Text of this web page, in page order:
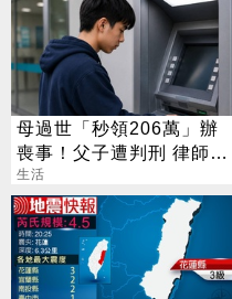
母過世「秒領206萬」辦
喪事！父子遭判刑 律師：
搶錢先下手是罪
生活